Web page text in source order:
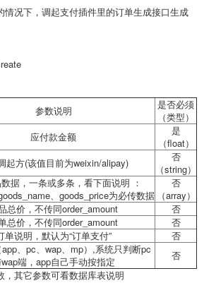
情况下，调起支付插件里的订单生成接口生成
参数说明
是否必须
（类型）
应付款金额
是
（float）
起方(该值目前为weixin/alipay)
否
（string）
据，一条或多条，看下面说明 ：
、goods_price为必传数据
否
（array）
总价，不传同order_amount
否
总价，不传同order_amount
否
单说明，默认为“订单支付”
否
、pc、wap、mp）,系统只判断pc
端，app自己手动按指定
否
其它参数可看数据库表说明